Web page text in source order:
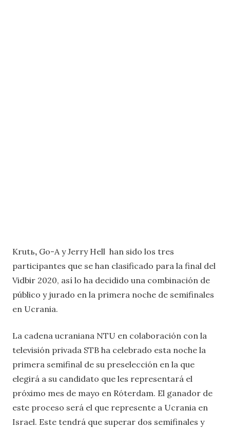
Krutь, Go-A y Jerry Hell han sido los tres
participantes que se han clasificado para la final del
Vidbir 2020, así lo ha decidido una combinación de
público y jurado en la primera noche de semifinales
en Ucrania.
La cadena ucraniana NTU en colaboración con la
televisión privada STB ha celebrado esta noche la
primera semifinal de su preselección en la que
elegirá a su candidato que les representará el
próximo mes de mayo en Róterdam. El ganador de
este proceso será el que represente a Ucrania en
Israel. Este tendrá que superar dos semifinales y